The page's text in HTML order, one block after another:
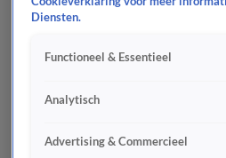
Diensten.
Functioneel & Essentieel
Analytisch
Advertising & Commercieel